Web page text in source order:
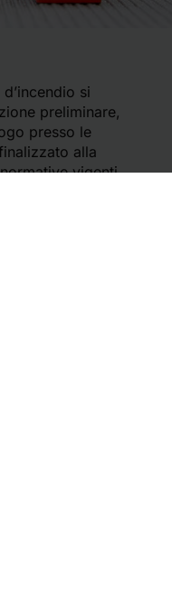
si
preliminare,
presso le
alla
vigenti.